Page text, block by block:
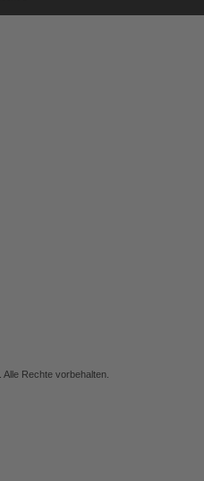
. Alle Rechte vorbehalten.